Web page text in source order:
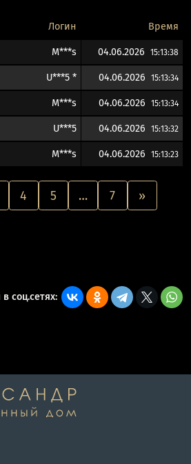
Логин Время
M***s 04.06.2026 15:13:38
U***5 * 04.06.2026 15:13:34
M***s 04.06.2026 15:13:34
U***5 04.06.2026 15:13:32
M***s 04.06.2026 15:13:23
4 5 … 7 »
соц.сетях: